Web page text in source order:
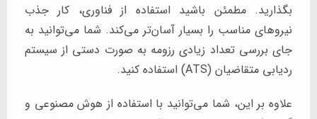
بگذارید. مطمئن باشید استفاده از فناوری، کار جذب
نیرو‌های مناسب را بسیار آسان‌تر می‌کند. شما می‌توانید به
جای بررسی تعداد زیادی رزومه به صورت دستی از سیستم
ردیابی متقاضیان (ATS) استفاده کنید.
علاوه بر این، شما می‌توانید با استفاده از هوش مصنوعی و